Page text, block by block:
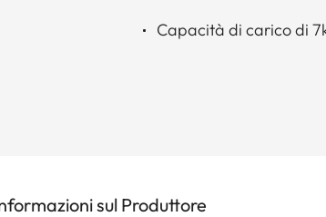
Capacità di carico di
sul Produttore